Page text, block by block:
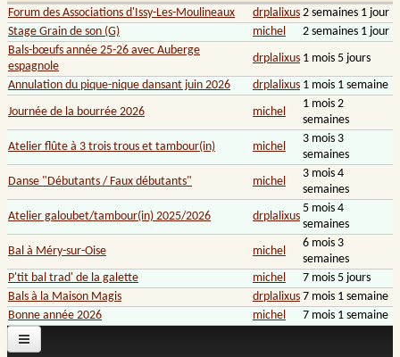
Forum des Associations d'Issy-Les-Moulineaux
drplalixus 2 semaines 1 jour
Stage Grain de son (G)
michel
2 semaines 1 jour
Bals-bœufs année 25-26 avec Auberge
espagnole
drplalixus 1 mois 5 jours
Annulation du pique-nique dansant juin 2026
drplalixus 1 mois 1 semaine
Journée de la bourrée 2026
michel
1 mois 2
semaines
Atelier flûte à 3 trois trous et tambour(in)
michel
3 mois 3
semaines
Danse "Débutants / Faux débutants"
michel
3 mois 4
semaines
Atelier galoubet/tambour(in) 2025/2026
drplalixus
5 mois 4
semaines
Bal à Méry-sur-Oise
michel
6 mois 3
semaines
P'tit bal trad' de la galette
michel
7 mois 5 jours
Bals à la Maison Magis
drplalixus 7 mois 1 semaine
Bonne année 2026
michel 7 mois 1 semaine